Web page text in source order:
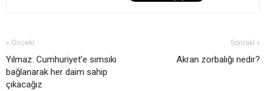
« Önceki
Yılmaz: Cumhuriyet’e sımsıkı
bağlanarak her daim sahip
çıkacağız
Sonraki »
Akran zorbalığı nedir?